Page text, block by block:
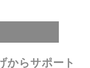
からサポート